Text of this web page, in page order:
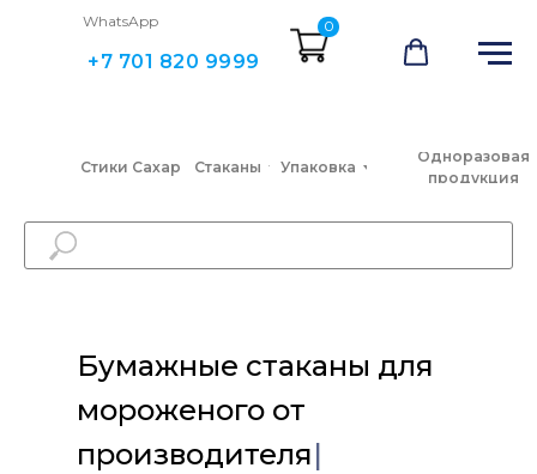
+7 701 820 9999
WhatsApp 0
Стаканы Упаковка
Одноразовая
продукция
Стики Сахар
Бумажные стаканы для
мороженого от производ
|